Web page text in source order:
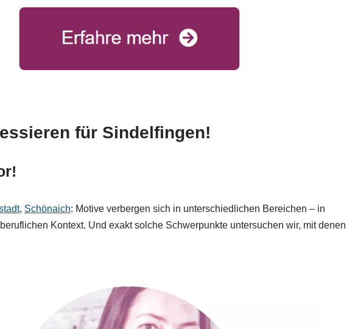
für Sindelfingen!
, Schönaich: Motive verbergen sich in unterschiedlichen Bereichen – in
Kontext. Und exakt solche Schwerpunkte untersuchen wir, mit denen